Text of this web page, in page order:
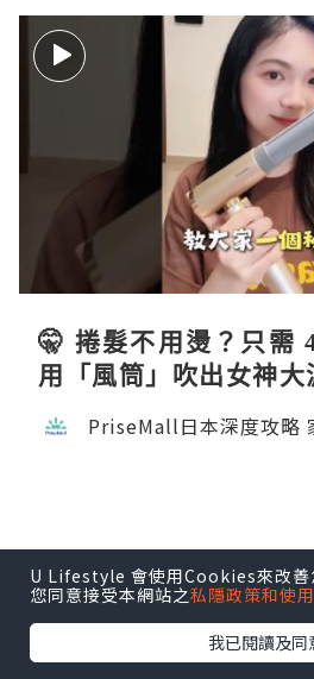
🤫 捲髮不用燙？只需
用「風筒」吹出女神大
PriseMall日本深度攻略
U Lifestyle 會使用Cookies來改善
您同意接受本網站之私隱政策和使
我已閱讀及同